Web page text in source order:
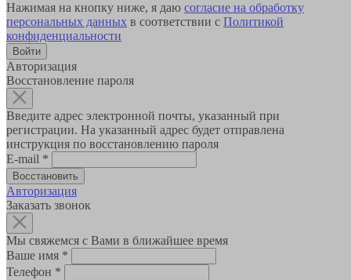
Нажимая на кнопку ниже, я даю согласие на обработку
персональных данных в соответствии с Политикой
конфиденциальности
Авторизация
Восстановление пароля
Введите адрес электронной почты, указанный при
регистрации. На указанный адрес будет отправлена
инструкция по восстановлению пароля
E-mail *
Авторизация
Заказать звонок
Мы свяжемся с Вами в ближайшее время
Ваше имя *
Телефон *